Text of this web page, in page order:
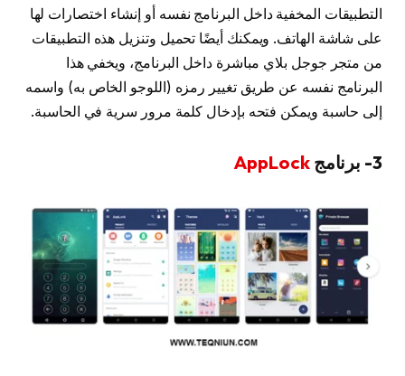
التطبيقات المخفية داخل البرنامج نفسه أو إنشاء اختصارات لها
على شاشة الهاتف. ويمكنك أيضًا تحميل وتنزيل هذه التطبيقات
من متجر جوجل بلاي مباشرة داخل البرنامج، ويخفي هذا
البرنامج نفسه عن طريق تغيير رمزه (اللوجو الخاص به) واسمه
إلى حاسبة ويمكن فتحه بإدخال كلمة مرور سرية في الحاسبة.
3- برنامج AppLock